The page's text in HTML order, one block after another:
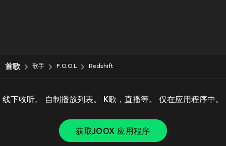
首歌 歌手 F.O.O.L Redshift
线下收听。 自制播放列表。 K歌，直播等。 仅在应用程序中。
获取JOOX 应用程序